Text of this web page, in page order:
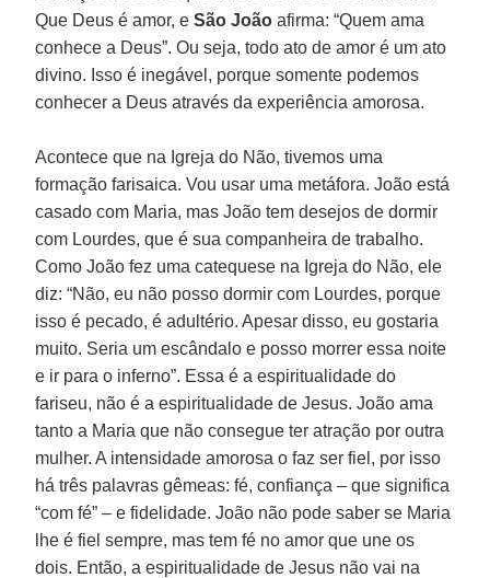
Que Deus é amor, eSão João afirma: “Quem ama
conhece a Deus”. Ou seja, todo ato de amor é um ato
divino. Isso é inegável, porque somente podemos
conhecer a Deus através da experiência amorosa.
Acontece que na Igreja do Não, tivemos uma
formação farisaica. Vou usar uma metáfora. João está
casado com Maria, mas João tem desejos de dormir
com Lourdes, que é sua companheira de trabalho.
Como João fez uma catequese na Igreja do Não, ele
diz: “Não, eu não posso dormir com Lourdes, porque
isso é pecado, é adultério. Apesar disso, eu gostaria
muito. Seria um escândalo e posso morrer essa noite
e ir para o inferno”. Essa é a espiritualidade do
fariseu, não é a espiritualidade de Jesus. João ama
tanto a Maria que não consegue ter atração por outra
mulher. A intensidade amorosa o faz ser fiel, por isso
há três palavras gêmeas: fé, confiança – que significa
“com fé” – e fidelidade. João não pode saber se Maria
lhe é fiel sempre, mas tem fé no amor que une os
dois. Então, a espiritualidade de Jesus não vai na